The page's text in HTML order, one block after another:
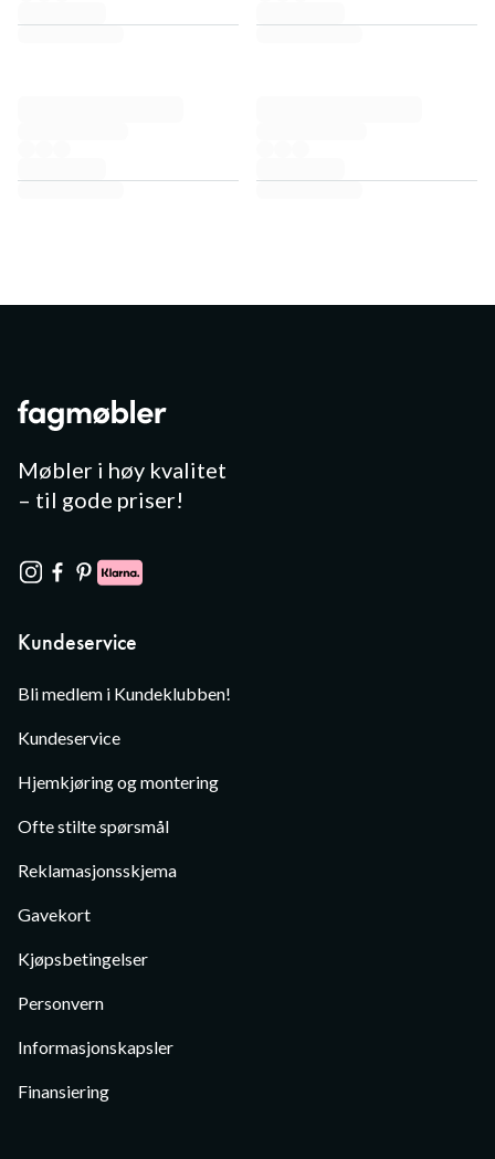
Møbler i høy kvalitet
– til gode priser!
Kundeservice
Bli medlem i Kundeklubben!
Kundeservice
Hjemkjøring og montering
Ofte stilte spørsmål
Reklamasjonsskjema
Gavekort
Kjøpsbetingelser
Personvern
Informasjonskapsler
Finansiering